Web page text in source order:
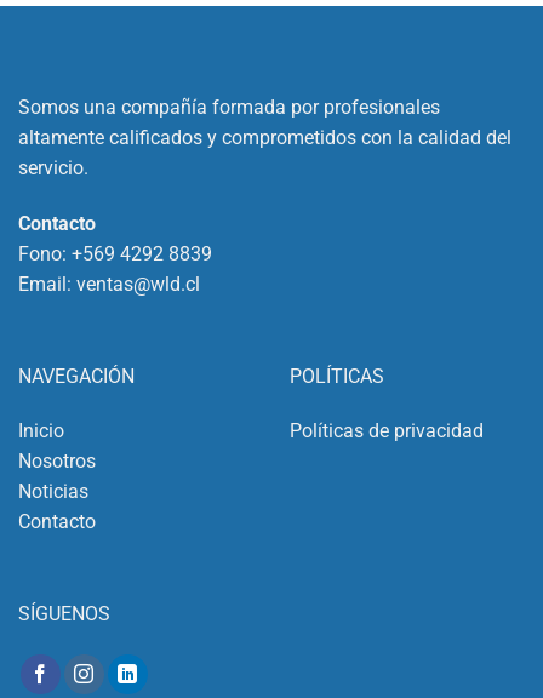
Somos una compañía formada por profesionales
altamente calificados y comprometidos con la calidad del
servicio.
Contacto
Fono: +569 4292 8839
Email: ventas@wld.cl
NAVEGACIÓN
Inicio
Nosotros
Noticias
Contacto
POLÍTICAS
Políticas de privacidad
SÍGUENOS